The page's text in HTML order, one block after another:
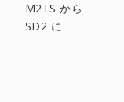
M2TS から
SD2 に